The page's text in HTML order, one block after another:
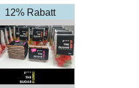
12% Rabatt